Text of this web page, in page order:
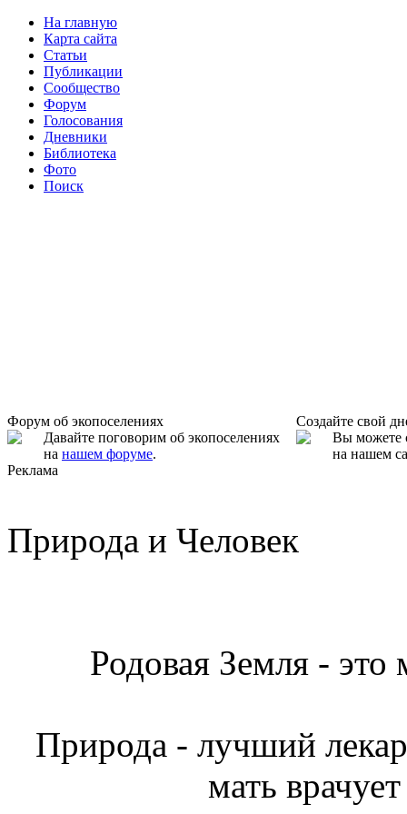
На главную
Карта сайта
Статьи
Публикации
Сообщество
Форум
Голосования
Дневники
Библиотека
Фото
Поиск
Форум об экопоселениях
Давайте поговорим об экопоселениях
на нашем форуме.
Создайте свой
Вы можете
на нашем
Реклама
Природа и Человек
Родовая Земля - это
Природа - лучший
мать